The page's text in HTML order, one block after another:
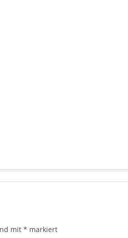
mit * markiert